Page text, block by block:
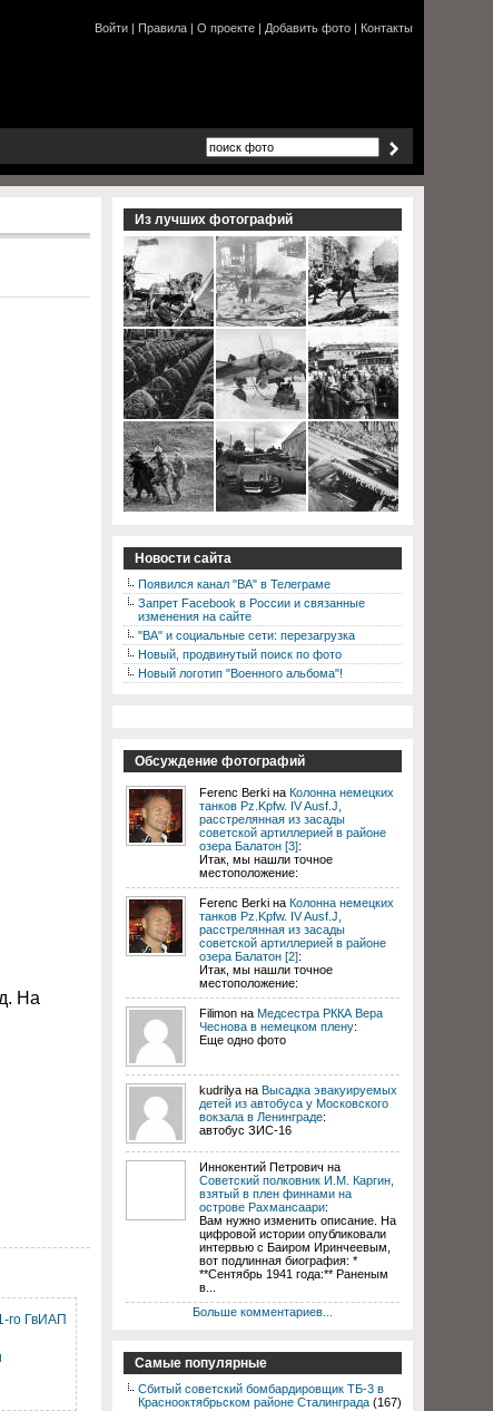
Войти | Правила | О проекте | Добавить фото | Контакты
На
го ГвИАП
Из лучших фотографий
Новости сайта
Появился канал "ВА" в Телеграме
Запрет Facebook в России и связанные
изменения на сайте
"ВА" и социальные сети: перезагрузка
Новый, продвинутый поиск по фото
Новый логотип "Военного альбома"!
Обсуждение фотографий
Ferenc Berki на Колонна немецких
танков Pz.Kpfw. IV Ausf.J,
расстрелянная из засады
советской артиллерией в районе
озера Балатон [3]:
Итак, мы нашли точное
местоположение:
Ferenc Berki на Колонна немецких
танков Pz.Kpfw. IV Ausf.J,
расстрелянная из засады
советской артиллерией в районе
озера Балатон [2]:
Итак, мы нашли точное
местоположение:
Filimon на Медсестра РККА Вера
Чеснова в немецком плену:
Еще одно фото
kudrilya на Высадка эвакуируемых
детей из автобуса у Московского
вокзала в Ленинграде:
автобус ЗИС-16
Иннокентий Петрович на
Советский полковник И.М. Каргин,
взятый в плен финнами на
острове Рахмансаари:
Вам нужно изменить описание. На
цифровой истории опубликовали
интервью с Баиром Иринчеевым,
вот подлинная биография: *
**Сентябрь 1941 года:** Раненым
в...
Больше комментариев...
Самые популярные
Сбитый советский бомбардировщик ТБ-3 в
Краснооктябрьском районе Сталинграда (167)